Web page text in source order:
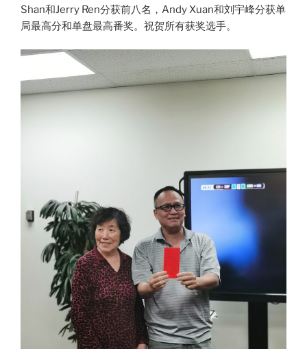
Shan和Jerry Ren分获前八名，Andy Xuan和刘宇峰分获单
局最高分和单盘最高番奖。祝贺所有获奖选手。